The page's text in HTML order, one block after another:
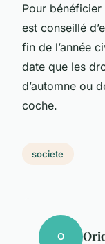
Pour bénéficier
est conseillé
fin de l’année
date que les
d’automne ou
coche.
societe
O